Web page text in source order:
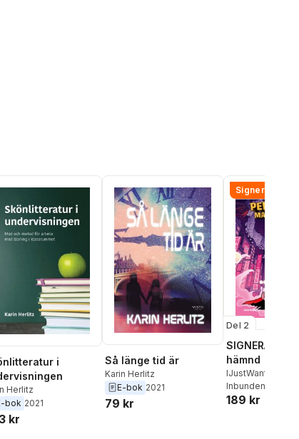
i
Herlitz
bok 2021
kr
Så länge tid är
Karin Herlitz
E-bok 2021
79 kr
Signerad!
Del 2
SIGNERAD -
hämnd
Adolphson
Beer ,Victor Beer
Inbunden
189 kr